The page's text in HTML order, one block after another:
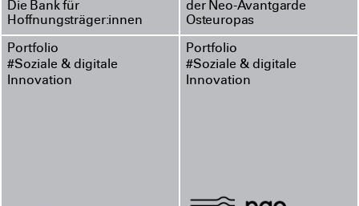
Die Bank für
Hoffnungsträger:innen
der Neo-Avantgarde
Osteuropas
Portfolio
#Soziale & digitale
Innovation
Portfolio
#Soziale & digitale
Innovation